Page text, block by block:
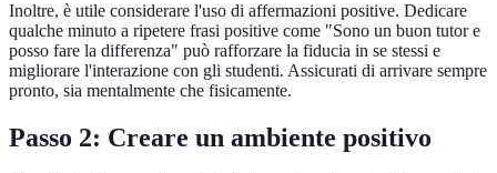
Inoltre, è utile considerare l'uso di affermazioni positive. Dedicare
qualche minuto a ripetere frasi positive come "Sono un buon tutor e
posso fare la differenza" può rafforzare la fiducia in se stessi e
migliorare l'interazione con gli studenti. Assicurati di arrivare sempre
pronto, sia mentalmente che fisicamente.
Passo 2: Creare un ambiente positivo